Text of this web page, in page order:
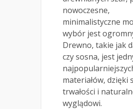
nowoczesne,
minimalistyczne
wybór jest
Drewno, takie jak
czy sosna, jest
materiałów, dzięki
trwałości i
wyglądowi.